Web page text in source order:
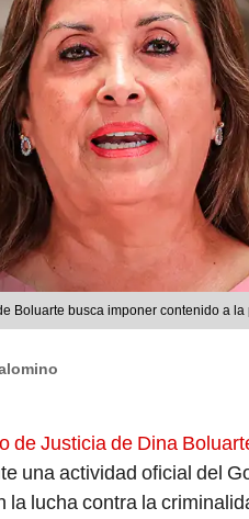
Boluarte busca imponer contenido a
de Justicia de Dina
una actividad oficial del
la lucha contra la